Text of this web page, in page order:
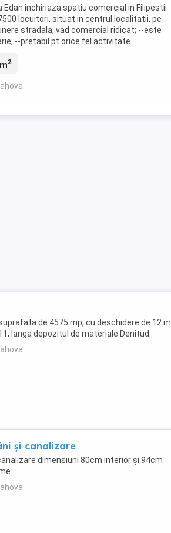
Edan inchiriaza spatiu comercial in Filipestii
locuitori, situat in centrul localitatii, pe
stradala, vad comercial ridicat; --este
--pretabil pt orice fel activitate
2
de 4575 mp, cu deschidere de 12 m
langa depozitul de materiale Denitud.
și canalizare
dimensiuni 80cm interior și 94cm